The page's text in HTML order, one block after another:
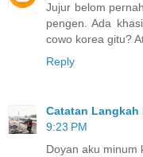
Jujur belom
pengen. Ada
cowo korea gitu?
Reply
Catatan Langkah
9:23 PM
Doyan aku minum